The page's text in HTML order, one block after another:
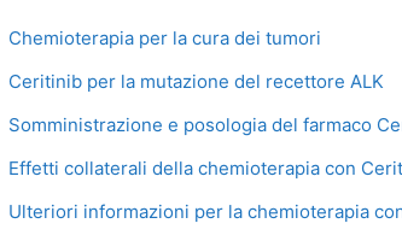
Chemioterapia per la cura dei tumori
Ceritinib per la mutazione del recettore ALK
Somministrazione e posologia del farmaco
Effetti collaterali della chemioterapia con
Ulteriori informazioni per la chemioterapia